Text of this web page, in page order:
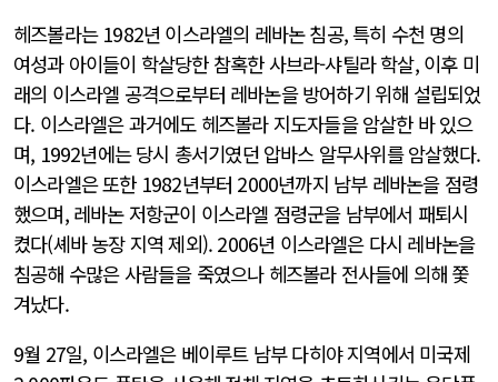
헤즈볼라는 1982년 이스라엘의 레바논 침공, 특히 수천 명의
여성과 아이들이 학살당한 참혹한 사브라-샤틸라 학살, 이후 미
래의 이스라엘 공격으로부터 레바논을 방어하기 위해 설립되었
다. 이스라엘은 과거에도 헤즈볼라 지도자들을 암살한 바 있으
며, 1992년에는 당시 총서기였던 압바스 알무사위를 암살했다.
이스라엘은 또한 1982년부터 2000년까지 남부 레바논을 점령
했으며, 레바논 저항군이 이스라엘 점령군을 남부에서 패퇴시
켰다(셰바 농장 지역 제외). 2006년 이스라엘은 다시 레바논을
침공해 수많은 사람들을 죽였으나 헤즈볼라 전사들에 의해 쫓
겨났다.
9월 27일, 이스라엘은 베이루트 남부 다히야 지역에서 미국제